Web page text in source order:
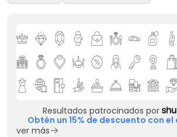
Resultados patrocinados por
Obtén un 15% de descuento con el
ver más